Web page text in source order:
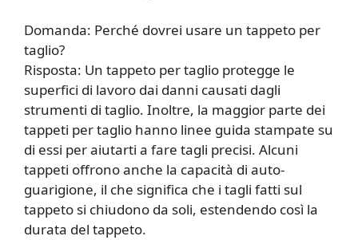
Domanda: Perché dovrei usare un tappeto per
taglio?
Risposta: Un tappeto per taglio protegge le
superfici di lavoro dai danni causati dagli
strumenti di taglio. Inoltre, la maggior parte dei
tappeti per taglio hanno linee guida stampate su
di essi per aiutarti a fare tagli precisi. Alcuni
tappeti offrono anche la capacità di auto-
guarigione, il che significa che i tagli fatti sul
tappeto si chiudono da soli, estendendo così la
durata del tappeto.